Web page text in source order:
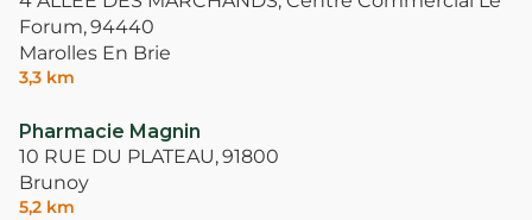
Forum,94440
Marolles En Brie
3,3 km
Pharmacie Magnin
10 RUE DU PLATEAU,91800
Brunoy
5,2 km